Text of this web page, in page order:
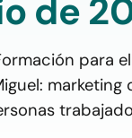
de
para